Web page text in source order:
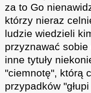
za to Go
którzy nieraz
ludzie wiedzieli
przyznawać
inne tytuły
"ciemnotę", którą
przypadków